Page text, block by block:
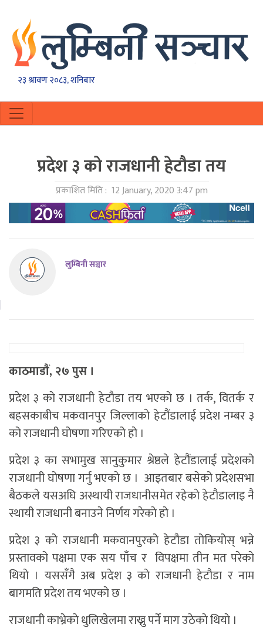
२३ श्रावण २०८३, शनिबार
प्रदेश ३ को राजधानी हेटौडा तय
प्रकाशित मिति : 12 January, 2020 3:47 pm
लुम्बिनी सञ्चार
काठमाडाैं, २७ पुस ।
प्रदेश ३ काे राजधानी हेटाैडा तय भएकाे छ । तर्क, वितर्क र
बहसकाबीच मकवानपुर जिल्लाकाे हेटौंडालाई प्रदेश नम्बर ३
को राजधानी घोषणा गरिएको हाे ।
प्रदेश ३ का सभामुख सानुकुमार श्रेष्ठले हेटौंडालाई प्रदेशको
राजधानी घोषणा गर्नु भएकाे छ । आइतबार बसेको प्रदेशसभा
बैठकले यसअघि अस्थायी राजधानीसमेत रहेकाे हेटाैडालाइ नै
स्थायी राजधानी बनाउने निर्णय गरेकाे हाे ।
प्रदेश ३ को राजधानी मकवानपुरको हेटौडा तोकियोस् भन्ने
प्रस्तावको पक्षमा एक सय पाँच र विपक्षमा तीन मत परेकाे
थियाे । यससँगै अब प्रदेश ३ काे राजधानी हेटाैडा र नाम
बागमति प्रदेश तय भएकाे छ ।
राजधानी काभ्रेकाे धुलिखेलमा राख्नु पर्ने माग उठेकाे थियाे ।